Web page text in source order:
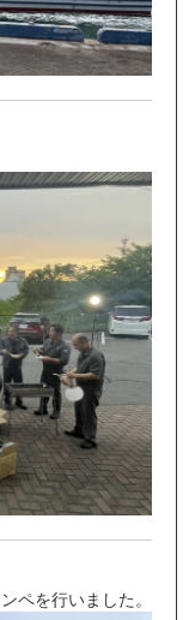
を行いました。